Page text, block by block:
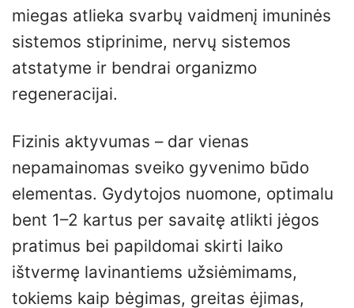
miegas atlieka svarbų vaidmenį imuninės
sistemos stiprinime, nervų sistemos
atstatyme ir bendrai organizmo
regeneracijai.
Fizinis aktyvumas – dar vienas
nepamainomas sveiko gyvenimo būdo
elementas. Gydytojos nuomone, optimalu
bent 1–2 kartus per savaitę atlikti jėgos
pratimus bei papildomai skirti laiko
ištvermę lavinantiems užsiėmimams,
tokiems kaip bėgimas, greitas ėjimas,